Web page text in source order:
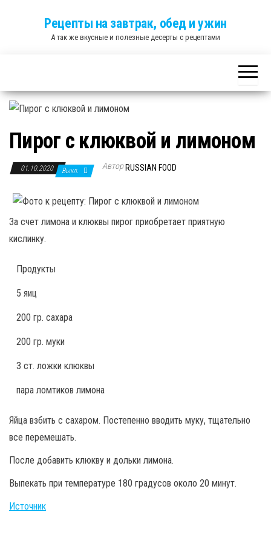
Рецепты на завтрак, обед и ужин
А так же вкусные и полезные десерты с рецептами
Пирог с клюквой и лимоном
01.10.2020 Выкл. Автор RUSSIAN FOOD
За счет лимона и клюквы пирог приобретает приятную
кислинку.
Продукты
5 яиц
200 гр. сахара
200 гр. муки
3 ст. ложки клюквы
пара ломтиков лимона
Яйца взбить с сахаром. Постепенно вводить муку, тщательно
все перемешать.
После добавить клюкву и дольки лимона.
Выпекать при температуре 180 градусов около 20 минут.
Источник